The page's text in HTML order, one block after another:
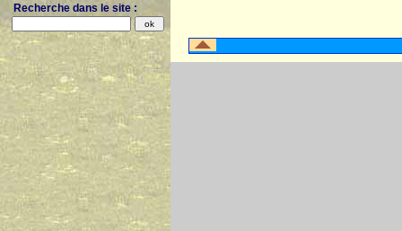
Recherche dans le site :